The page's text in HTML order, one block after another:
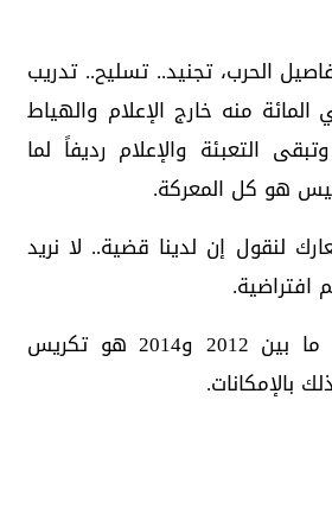
الحرب، تجنيد.. تسليح.. تدريب
جهد 99 في المائة منه خارج الإعلام والهياط
التعبئة والإعلام رديفاً لما
هو كل المعركة.
لنقول إن لدينا قضية.. لا نريد
افتراضية.
إن عودتنا إلى أداء ما بين 2012 و2014 هو تكريس
بالإمكانات.